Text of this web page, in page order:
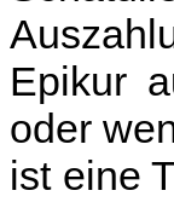
Epikur
oder
ist eine